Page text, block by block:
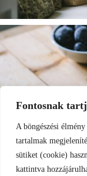
Fontosnak
A böngészési
tartalmak
sütiket (cookie)
kattintva